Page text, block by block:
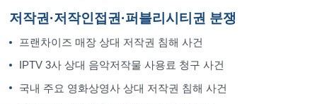
저작권·저작인접권·퍼블리시티권 분쟁
프랜차이즈 매장 상대 저작권 침해 사건
IPTV 3사 상대 음악저작물 사용료 청구 사건
국내 주요 영화상영사 상대 저작권 침해 사건